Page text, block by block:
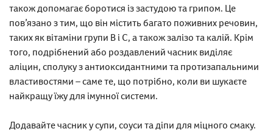
також допомагає боротися із застудою та грипом. Це
пов’язано з тим, що він містить багато поживних речовин,
таких як вітаміни групи В і С, а також залізо та калій. Крім
того, подрібнений або роздавлений часник виділяє
аліцин, сполуку з антиоксидантними та протизапальними
властивостями – саме те, що потрібно, коли ви шукаєте
найкращу їжу для імунної системи.
Додавайте часник у супи, соуси та діпи для міцного смаку.